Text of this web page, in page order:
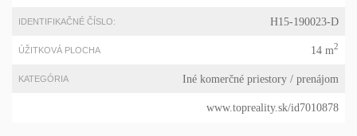
IDENTIFIKAČNÉ ČÍSLO: H15-190023-D
ÚŽITKOVÁ PLOCHA 14 m2
KATEGÓRIA Iné komerčné priestory / prenájom
www.topreality.sk/id7010878